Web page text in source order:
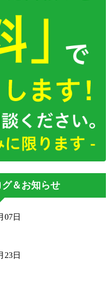
＆お知らせ
07日
23日